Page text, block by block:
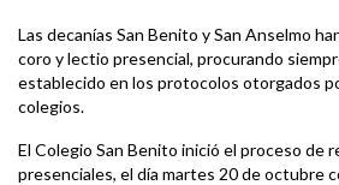
Las decanías San Benito y San Anselmo
coro y lectio presencial, procurando
establecido en los protocolos otorgados
colegios.
El Colegio San Benito inició el proceso de
presenciales, el día martes 20 de octubre